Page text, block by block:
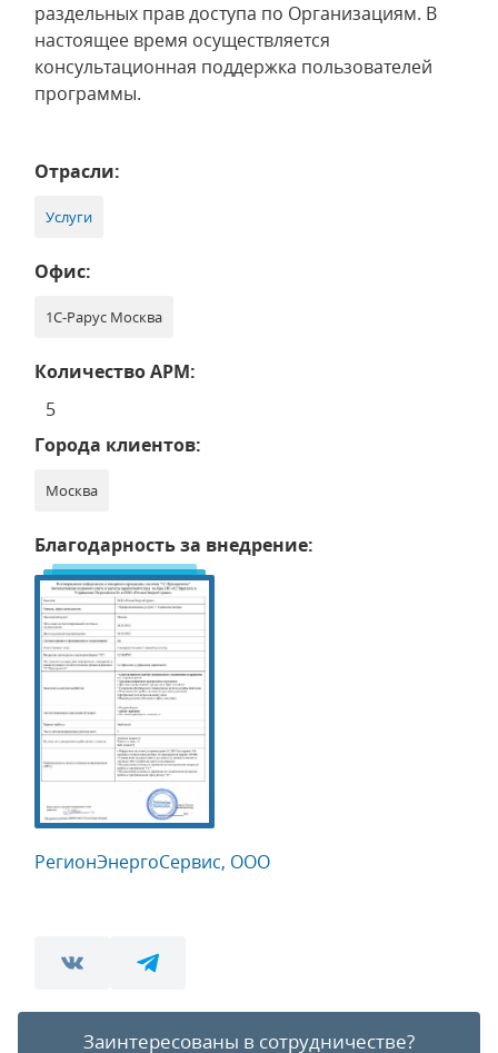
раздельных прав доступа по Организациям. В
настоящее время осуществляется
консультационная поддержка пользователей
программы.
Отрасли:
Услуги
Офис:
1С-Рарус Москва
Количество АРМ:
5
Города клиентов:
Москва
Благодарность за внедрение:
РегионЭнергоСервис, ООО
Заинтересованы в сотрудничестве?